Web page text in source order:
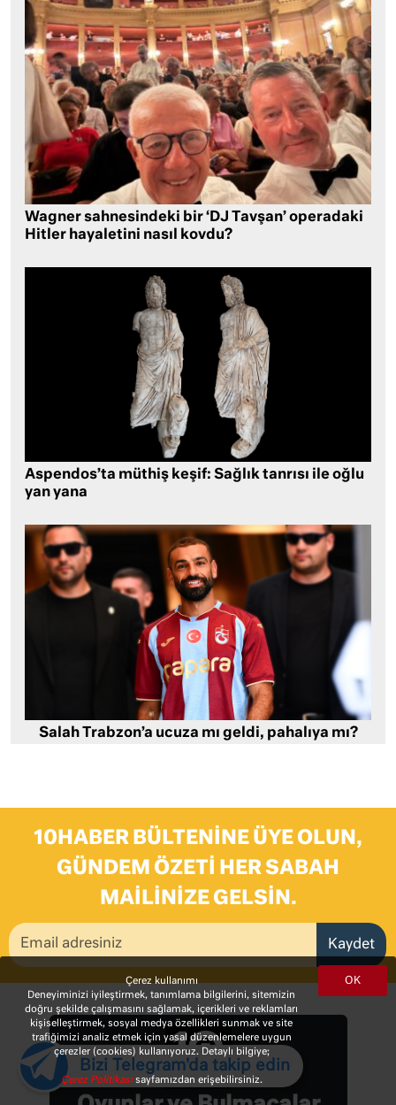
Wagner sahnesindeki bir ‘DJ Tavşan’ operadaki
Hitler hayaletini nasıl kovdu?
Aspendos’ta müthiş keşif: Sağlık tanrısı ile oğlu
yan yana
Salah Trabzon’a ucuza mı geldi, pahalıya mı?
10HABER BÜLTENINE ÜYE OLUN,
GÜNDEM ÖZETI HER SABAH
MAILINIZE GELSIN.
Kaydet
OK
Çerez kullanımı
Deneyiminizi iyileştirmek, tanımlama bilgilerini, sitemizin
doğru şekilde çalışmasını sağlamak, içerikleri ve reklamları
kişiselleştirmek, sosyal medya özellikleri sunmak ve site
trafiğimizi analiz etmek için yasal düzenlemelere uygun
çerezler (cookies) kullanıyoruz. Detaylı bilgiye;
Çerez Politikasısayfamızdan erişebilirsiniz.
Bizi Telegram'da takip edin